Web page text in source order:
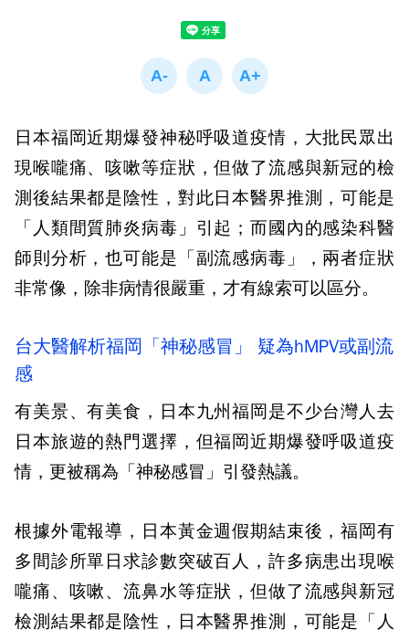
日本福岡近期爆發神秘呼吸道疫情，大批民眾出
現喉嚨痛、咳嗽等症狀，但做了流感與新冠的檢
測後結果都是陰性，對此日本醫界推測，可能是
「人類間質肺炎病毒」引起；而國內的感染科醫
師則分析，也可能是「副流感病毒」，兩者症狀
非常像，除非病情很嚴重，才有線索可以區分。
台大醫解析福岡「神秘感冒」 疑為hMPV或副流
感
有美景、有美食，日本九州福岡是不少台灣人去
日本旅遊的熱門選擇，但福岡近期爆發呼吸道疫
情，更被稱為「神秘感冒」引發熱議。
根據外電報導，日本黃金週假期結束後，福岡有
多間診所單日求診數突破百人，許多病患出現喉
嚨痛、咳嗽、流鼻水等症狀，但做了流感與新冠
檢測結果都是陰性，日本醫界推測，可能是「人